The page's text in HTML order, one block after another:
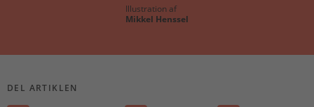
Illustration af
Mikkel Henssel
DEL ARTIKLEN